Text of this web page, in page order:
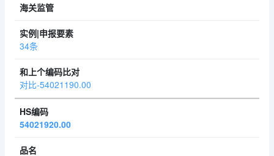
34条
对比-54021190.00
54021920.00